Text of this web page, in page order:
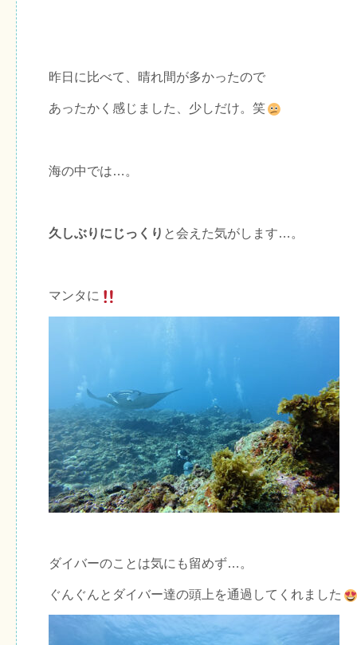
昨日に比べて、晴れ間が多かったので
あったかく感じました、少しだけ。笑
海の中では…。
久しぶりにじっくり と会えた気がします…。
マンタに
ダイバーのことは気にも留めず…。
ぐんぐんとダイバー達の頭上を通過してくれました